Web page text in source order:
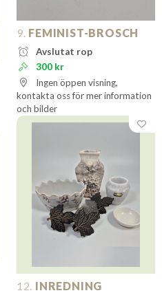
9. FEMINIST-BROSCH
Avslutat rop
300 kr
Ingen öppen visning,
kontakta oss för mer information
och bilder
12. INREDNING